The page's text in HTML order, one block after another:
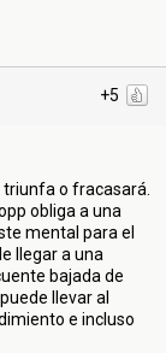
+5
o fracasará.
obliga a una
mental para el
llegar a una
bajada de
llevar al
e incluso